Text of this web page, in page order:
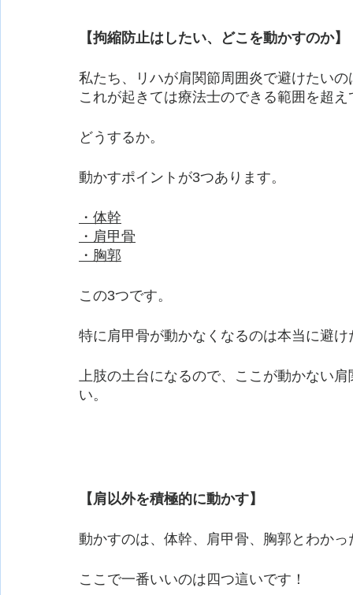
【拘縮防止はしたい、どこを動かすのか】
私たち、リハが肩関節周囲炎で避けたい
これが起きては療法士のできる範囲を超
どうするか。
動かすポイントが3つあります。
・体幹
・肩甲骨
・胸郭
この3つです。
特に肩甲骨が動かなくなるのは本当に避け
上肢の土台になるので、ここが動かない
い。
【肩以外を積極的に動かす】
動かすのは、体幹、肩甲骨、胸郭とわか
ここで一番いいのは四つ這いです！